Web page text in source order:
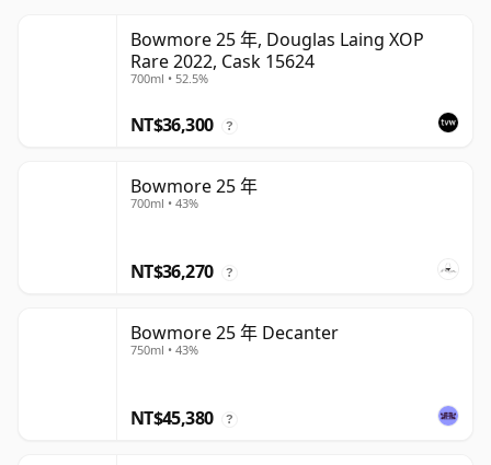
Bowmore 25 年, Douglas Laing XOP
Rare 2022, Cask 15624
700ml • 52.5%
NT$36,300 ?
Bowmore 25 年
700ml • 43%
NT$36,270 ?
Bowmore 25 年 Decanter
750ml • 43%
NT$45,380 ?